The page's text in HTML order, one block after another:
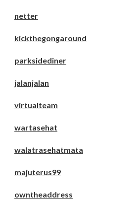
netter
kickthegongaround
parksidediner
jalanjalan
virtualteam
wartasehat
walatrasehatmata
majuterus99
owntheaddress